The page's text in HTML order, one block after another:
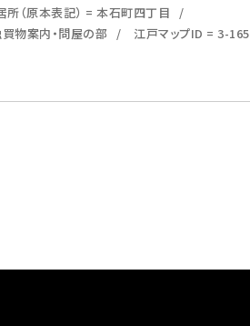
所（原本表記） = 本石町四丁目
物案内・問屋の部 江戸マップID = 3-165